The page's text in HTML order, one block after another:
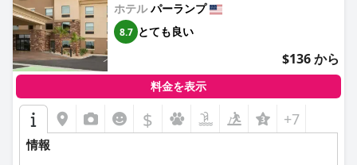
プールに関しては、多くのゲストがその機能を楽​​しんでいる一方
で、清潔さや、時折のメンテナンスによる閉鎖とともに、寒さを
指摘する声も上がっています。
頻繁に非常に快適であると評価されているベッドは、ほとんどの
ゲストに安らかな睡眠を提供しますが、硬さに関する意見は様々
です。
3つ星のホテルとして、ベストウエスタン パランプ オアシスは価
格に見合う価値を提供しています。清潔な客室、便利なアクセ
ホテルパーランプ
8.7 とても良い
$136 から
料金を表示
$ +7
情報